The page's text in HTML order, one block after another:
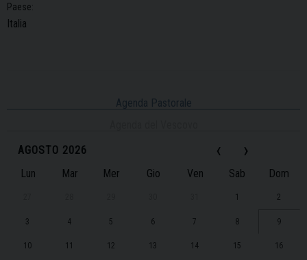
Paese:
Italia
Agenda Pastorale
‹
AGOSTO 2026 ›
Lun Mar Mer Gio Ven Sab Dom
1 2
3 4 5 6 7 8 9
10 11 12 13 14 15 16